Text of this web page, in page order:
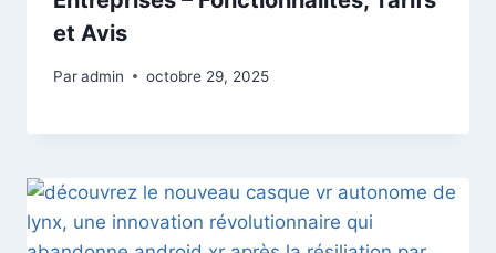
et Avis
Paradmin octobre 29, 2025